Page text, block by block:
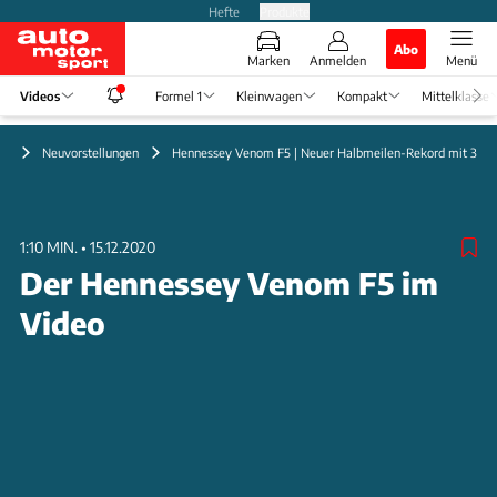
Hefte
Marken Anmelden
Abo
Menü
Videos Formel 1 Kleinwagen Kompakt Mittelklasse
Neuvorstellungen Hennessey Venom F5 | Neuer Halbmeilen-Rekord mit 357
1:10 MIN. • 15.12.2020
Der Hennessey Venom F5 im
Video